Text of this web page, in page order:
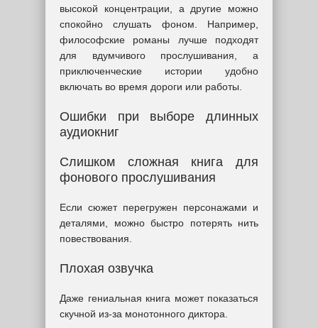
высокой концентрации, а другие можно
спокойно слушать фоном. Например,
философские романы лучше подходят
для вдумчивого прослушивания, а
приключенческие истории удобно
включать во время дороги или работы.
Ошибки при выборе длинных
аудиокниг
Слишком сложная книга для
фонового прослушивания
Если сюжет перегружен персонажами и
деталями, можно быстро потерять нить
повествования.
Плохая озвучка
Даже гениальная книга может показаться
скучной из-за монотонного диктора.